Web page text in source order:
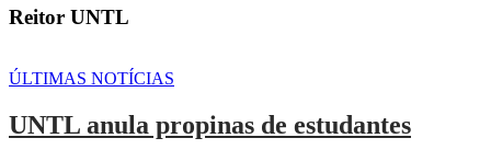
Reitor UNTL
ÚLTIMAS NOTÍCIAS
UNTL anula propinas de estudantes